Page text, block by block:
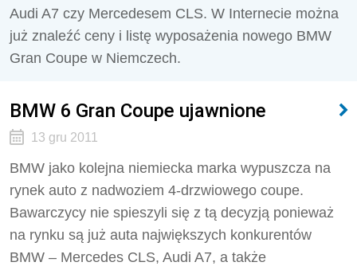
Audi A7 czy Mercedesem CLS. W Internecie można
już znaleźć ceny i listę wyposażenia nowego BMW
Gran Coupe w Niemczech.
BMW 6 Gran Coupe ujawnione
13 gru 2011
BMW jako kolejna niemiecka marka wypuszcza na
rynek auto z nadwoziem 4-drzwiowego coupe.
Bawarczycy nie spieszyli się z tą decyzją ponieważ
na rynku są już auta największych konkurentów
BMW – Mercedes CLS, Audi A7, a także